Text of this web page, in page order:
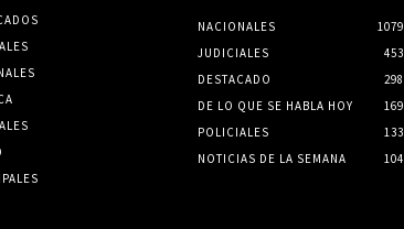
NACIONALES
1079
JUDICIALES
453
DESTACADO
298
DE LO QUE SE HABLA HOY
169
POLICIALES
133
NOTICIAS DE LA SEMANA
104